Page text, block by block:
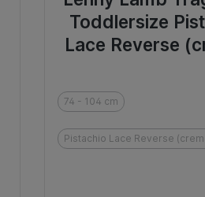
Toddlersize
Lace Reverse
74 - 104 cm
Pistachio Lace Reverse